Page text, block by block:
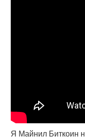
Я Майнил Биткоин